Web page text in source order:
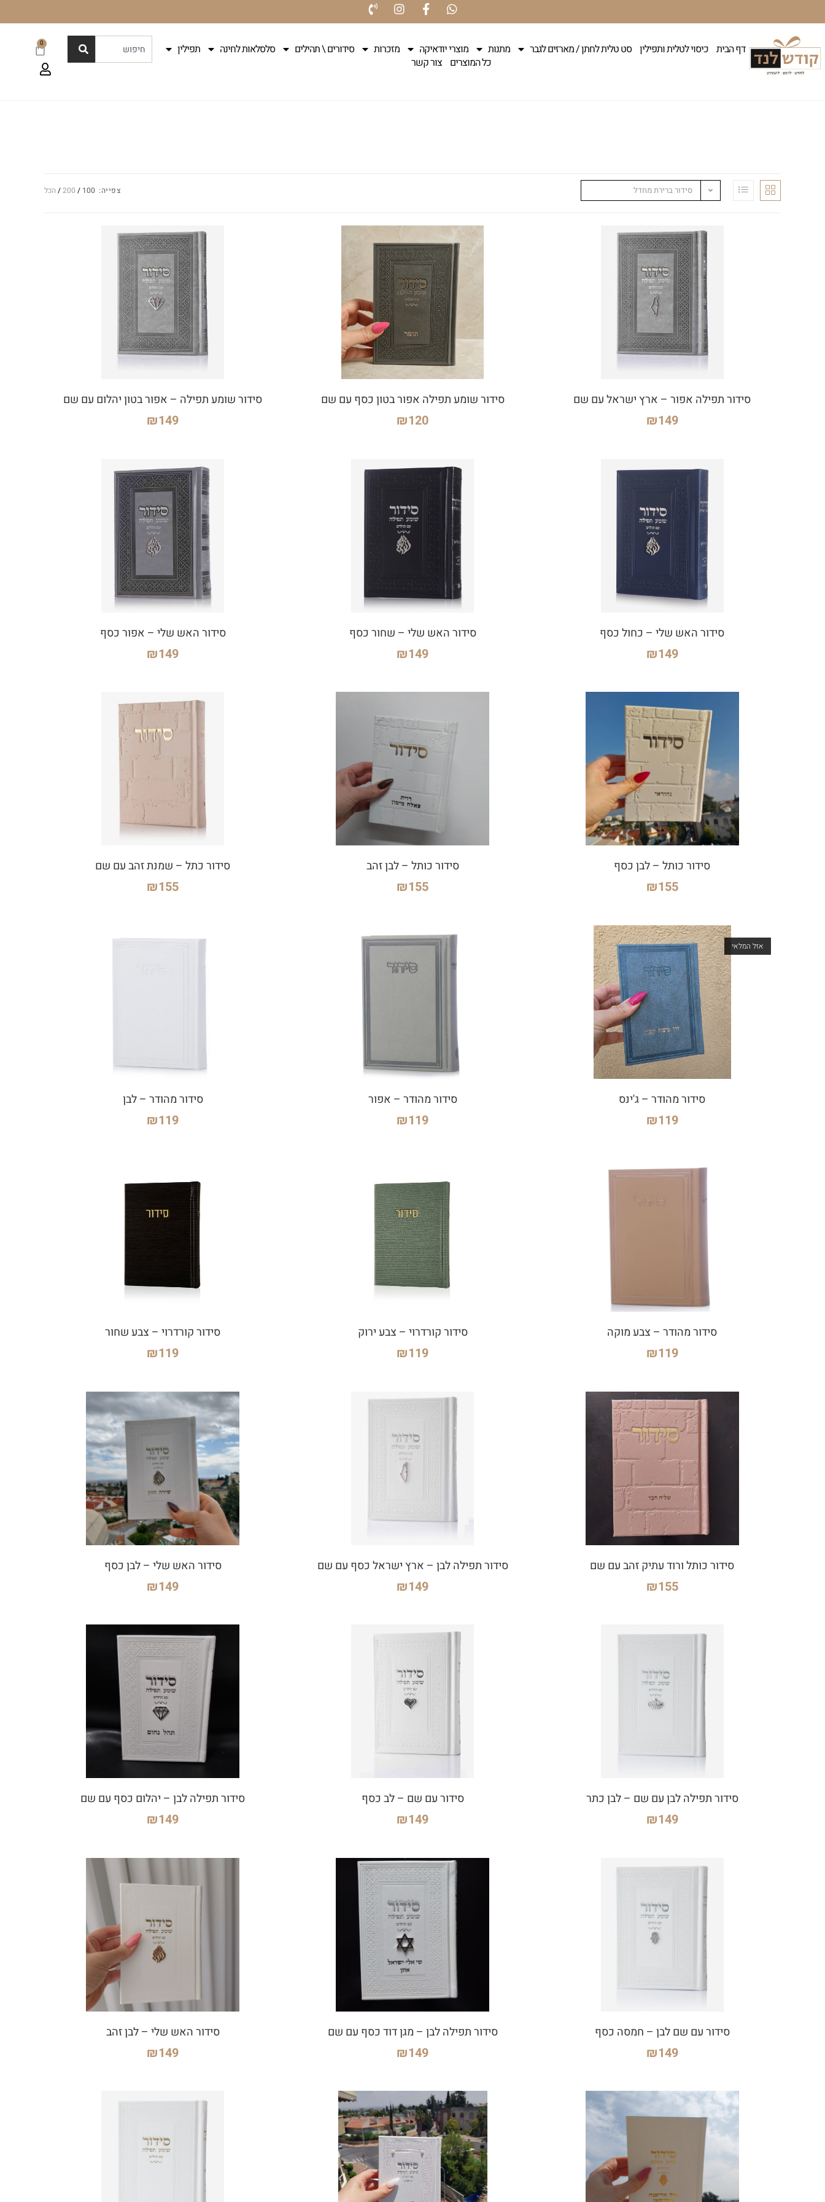
דף הבית כיסוי לטלית ותפילין סט טלית לחתן / מארזים לגבר מתנות מוצרי יודאיקה מזכרות סידורים \ תהילים סלסלאות לחינה
תפילין
כל המוצרים צור קשר
0
סידור ברירת מחדל צפייה: 100
200 הכל
סידור תפילה אפור – ארץ ישראל עם שם
₪149
סידור שומע תפילה אפור בטון כסף עם שם
₪120
סידור שומע תפילה – אפור בטון יהלום עם שם
₪149
סידור האש שלי – כחול כסף
₪149
סידור האש שלי – שחור כסף
₪149
סידור האש שלי – אפור כסף
₪149
סידור כותל – לבן כסף
₪155
סידור כותל – לבן זהב
₪155
סידור כתל – שמנת זהב עם שם
₪155
אזל המלאי
סידור מהודר – ג'ינס
₪119
סידור מהודר – אפור
₪119
סידור מהודר – לבן
₪119
סידור מהודר – צבע מוקה
₪119
סידור קורדרוי – צבע ירוק
₪119
סידור קורדרוי – צבע שחור
₪119
סידור כותל ורוד עתיק זהב עם שם
₪155
סידור תפילה לבן – ארץ ישראל כסף עם שם
₪149
סידור האש שלי – לבן כסף
₪149
סידור תפילה לבן עם שם – לבן כתר
₪149
סידור עם שם – לב כסף
₪149
סידור תפילה לבן – יהלום כסף עם שם
₪149
סידור עם שם לבן – חמסה כסף
₪149
סידור תפילה לבן – מגן דוד כסף עם שם
₪149
סידור האש שלי – לבן זהב
₪149